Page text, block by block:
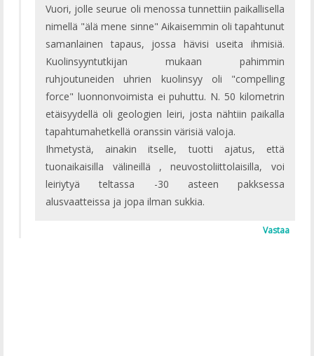
Vuori, jolle seurue oli menossa tunnettiin paikallisella
nimellä "älä mene sinne" Aikaisemmin oli tapahtunut
samanlainen tapaus, jossa hävisi useita ihmisiä.
Kuolinsyyntutkijan mukaan pahimmin
ruhjoutuneiden uhrien kuolinsyy oli "compelling
force" luonnonvoimista ei puhuttu. N. 50 kilometrin
etäisyydellä oli geologien leiri, josta nähtiin paikalla
tapahtumahetkellä oranssin värisiä valoja.
Ihmetystä, ainakin itselle, tuotti ajatus, että
tuonaikaisilla välineillä , neuvostoliittolaisilla, voi
leiriytyä teltassa -30 asteen pakksessa
alusvaatteissa ja jopa ilman sukkia.
Vastaa